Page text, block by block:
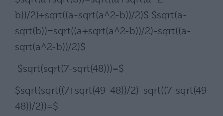
b))/2)+sqrt((a-sqrt(a^2-b))/2)$ $sqrt(a-
sqrt(b))=sqrt((a+sqrt(a^2-b))/2)-sqrt((a-
sqrt(a^2-b))/2)$
$sqrt(sqrt(7-sqrt(48)))=$
$sqrt(sqrt((7+sqrt(49-48))/2)-sqrt((7-sqrt(49-
48))/2))=$